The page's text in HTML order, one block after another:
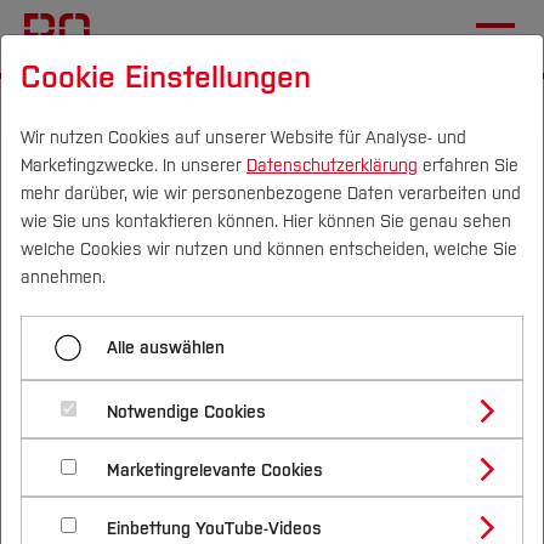
Campus Personen DE|EN Quicklinks
Studium
Studienangebote
Bachelorstudiengänge
Masterstudiengänge
Vor dem Studium
Bewerben & Einschreiben
Bewerbungsportal
Im Studium
Studienbüros und Prüfungen
Nach dem Studium
Forschung & Transfer
Profil
Forschungs- und Transferprofil
Schwerpunkte (FuT)
Beratung & Förderung
Nachhaltigkeit
Nachhaltigkeit studieren
International
DiAnBa
Lebensweltorientierte
Gesundheitsförderung in digital-
analoger Balance zur Stärkung der
Gesundheitskompetenz und der
Selbstwirksamkeit (DiAnBa)
Cookie Einstellungen
Wir nutzen Cookies auf unserer Website für Analyse- und
Marketingzwecke. In unserer Datenschutzerklärung erfahren Sie
mehr darüber, wie wir personenbezogene Daten verarbeiten und
wie Sie uns kontaktieren können. Hier können Sie genau sehen
welche Cookies wir nutzen und können entscheiden, welche Sie
annehmen.
Alle auswählen
Notwendige Cookies
Marketingrelevante Cookies
Einbettung YouTube-Videos